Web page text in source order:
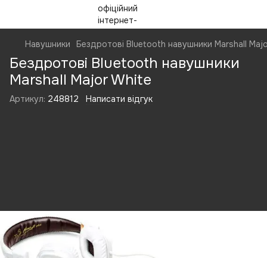
Навушники Бездротові Bluetooth навушники Marshall
Бездротові Bluetooth навушники
Marshall Major White
Артикул: 248812 Написати відгук